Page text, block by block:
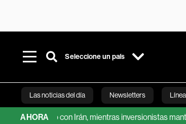
Seleccione un país
Las noticias del día Newsletters
AHORA
con Irán, mientras inversionistas mantienen la